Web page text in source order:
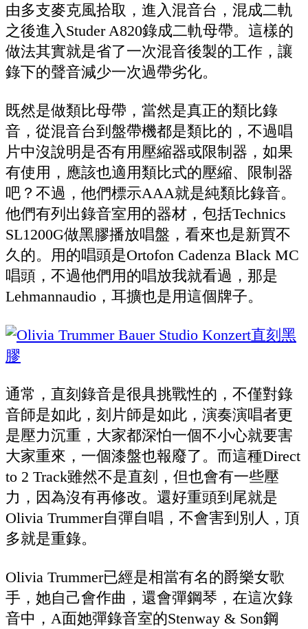
由多支麥克風拾取，進入混音台，混成二軌
之後進入Studer A820錄成二軌母帶。這樣的
做法其實就是省了一次混音後製的工作，讓
錄下的聲音減少一次過帶劣化。
既然是做類比母帶，當然是真正的類比錄
音，從混音台到盤帶機都是類比的，不過唱
片中沒說明是否有用壓縮器或限制器，如果
有使用，應該也適用類比式的壓縮、限制器
吧？不過，他們標示AAA就是純類比錄音。
他們有列出錄音室用的器材，包括Technics
SL1200G做黑膠播放唱盤，看來也是新買不
久的。用的唱頭是Ortofon Cadenza Black MC
唱頭，不過他們用的唱放我就看過，那是
Lehmannaudio，耳擴也是用這個牌子。
通常，直刻錄音是很具挑戰性的，不僅對錄
音師是如此，刻片師是如此，演奏演唱者更
是壓力沉重，大家都深怕一個不小心就要害
大家重來，一個漆盤也報廢了。而這種Direct
to 2 Track雖然不是直刻，但也會有一些壓
力，因為沒有再修改。還好重頭到尾就是
Olivia Trummer自彈自唱，不會害到別人，頂
多就是重錄。
Olivia Trummer已經是相當有名的爵樂女歌
手，她自己會作曲，還會彈鋼琴，在這次錄
音中，A面她彈錄音室的Stenway & Son鋼